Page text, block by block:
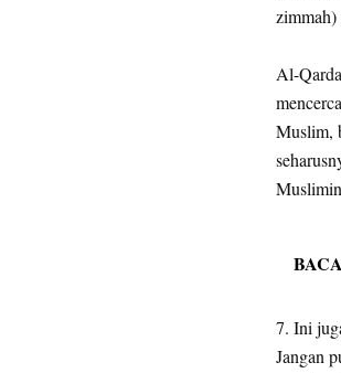
zimmah)
Al-
Muslim,
7. Ini
Jangan